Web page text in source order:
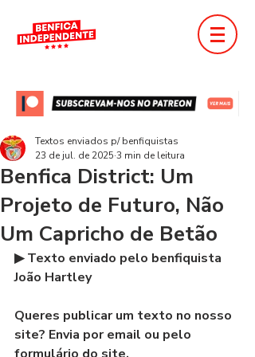
Benfica District: Um
Projeto de Futuro, Não
Um Capricho de Betão
Textos enviados p/ benfiquistas
23 de jul. de 2025 3 min de leitura
▶ Texto enviado pelo benfiquista
João Hartley
Queres publicar um texto no nosso
site? Envia por email ou pelo